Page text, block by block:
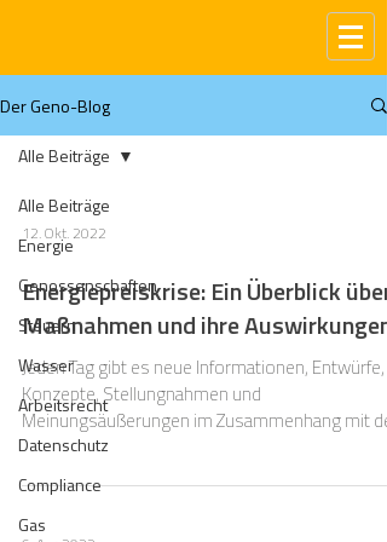
Der Geno-Blog
Alle Beiträge
Energie
Genossenschaften
Steuern
Wasser
Arbeitsrecht
Datenschutz
Compliance
Gas
Alle Beiträge
12. Okt. 2022
Energiepreiskrise: Ein Überblick über
Maßnahmen und ihre Auswirkungen
Jeden Tag gibt es neue Informationen, Entwürfe,
Konzepte, Stellungnahmen und
Meinungsäußerungen im Zusammenhang mit
hohen Energiepreisen